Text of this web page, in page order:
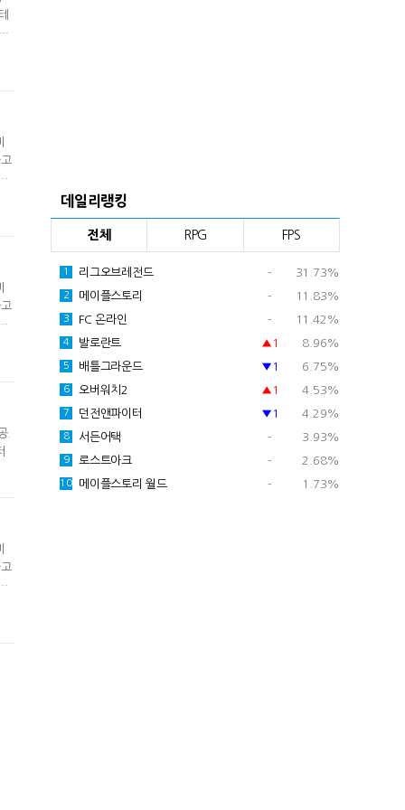
.
데일리랭킹
전체 RPG FPS
1 리그오브레전드 - 31.73%
2 메이플스토리 - 11.83%
3 FC 온라인 - 11.42%
4 발로란트 ▲1 8.96%
5 배틀그라운드 ▼1 6.75%
6 오버워치2 ▲1 4.53%
7 던전앤파이터 ▼1 4.29%
8 서든어택 - 3.93%
9 로스트아크 - 2.68%
10 메이플스토리 월드 - 1.73%